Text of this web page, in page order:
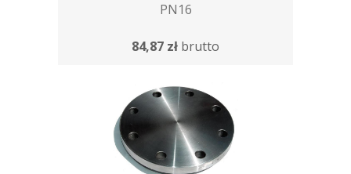
PN16
84,87 zł brutto